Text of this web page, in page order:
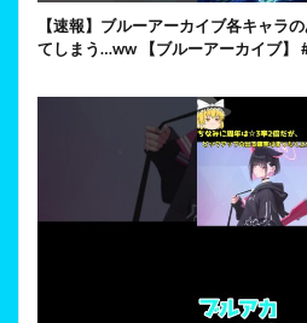
【速報】ブルーアーカイブ各キャラ
てしまう…ww 【ブルーアーカイブ】